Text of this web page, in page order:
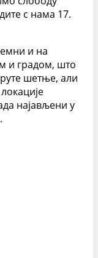
с нама 17.
и на
и градом, што
шетње, али
најављени у